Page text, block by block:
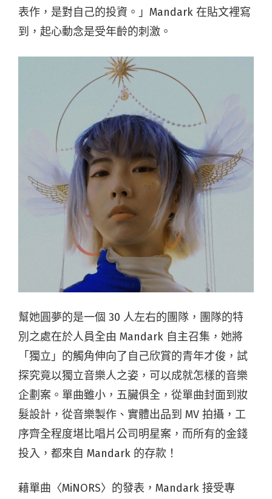
表作，是對自己的投資。」Mandark 在貼文裡寫
到，起心動念是受年齡的刺激。
幫她圓夢的是一個 30 人左右的團隊，團隊的特
別之處在於人員全由 Mandark 自主召集，她將
「獨立」的觸角伸向了自己欣賞的青年才俊，試
探究竟以獨立音樂人之姿，可以成就怎樣的音樂
企劃案。單曲雖小，五臟俱全，從單曲封面到妝
髮設計，從音樂製作、實體出品到 MV 拍攝，工
序齊全程度堪比唱片公司明星案，而所有的金錢
投入，都來自 Mandark 的存款！
藉單曲〈MiNORS〉的發表，Mandark 接受專